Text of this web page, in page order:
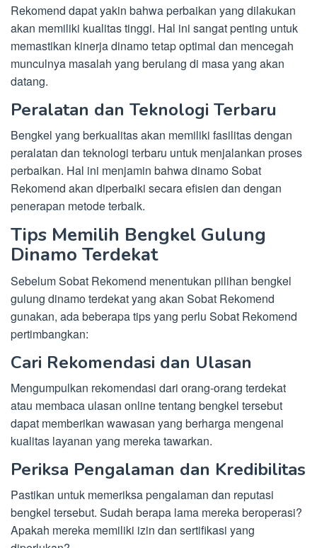
Rekomend dapat yakin bahwa perbaikan yang dilakukan
akan memiliki kualitas tinggi. Hal ini sangat penting untuk
memastikan kinerja dinamo tetap optimal dan mencegah
munculnya masalah yang berulang di masa yang akan
datang.
Peralatan dan Teknologi Terbaru
Bengkel yang berkualitas akan memiliki fasilitas dengan
peralatan dan teknologi terbaru untuk menjalankan proses
perbaikan. Hal ini menjamin bahwa dinamo Sobat
Rekomend akan diperbaiki secara efisien dan dengan
penerapan metode terbaik.
Tips Memilih Bengkel Gulung
Dinamo Terdekat
Sebelum Sobat Rekomend menentukan pilihan bengkel
gulung dinamo terdekat yang akan Sobat Rekomend
gunakan, ada beberapa tips yang perlu Sobat Rekomend
pertimbangkan:
Cari Rekomendasi dan Ulasan
Mengumpulkan rekomendasi dari orang-orang terdekat
atau membaca ulasan online tentang bengkel tersebut
dapat memberikan wawasan yang berharga mengenai
kualitas layanan yang mereka tawarkan.
Periksa Pengalaman dan Kredibilitas
Pastikan untuk memeriksa pengalaman dan reputasi
bengkel tersebut. Sudah berapa lama mereka beroperasi?
Apakah mereka memiliki izin dan sertifikasi yang